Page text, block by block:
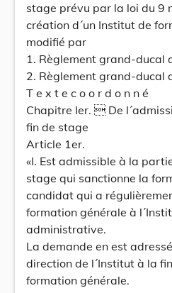
stage prévu par la loi du 9
création d´un Institut de
modifié par
1. Règlement grand-ducal
2. Règlement grand-ducal
T e x t e c o o r d o n n é
Chapitre Ier.  De
fin de stage
Article 1er.
«I. Est admissible à la
stage qui sanctionne la
candidat qui a
formation générale à
administrative.
La demande en est
direction de l´Institut à la
formation générale.